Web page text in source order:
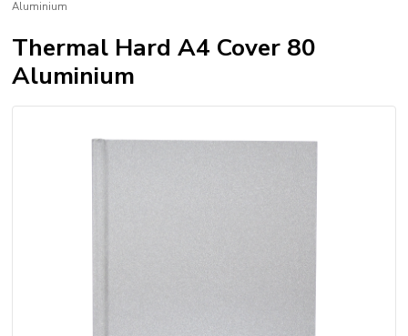
Aluminium
Thermal Hard A4 Cover 80
Aluminium